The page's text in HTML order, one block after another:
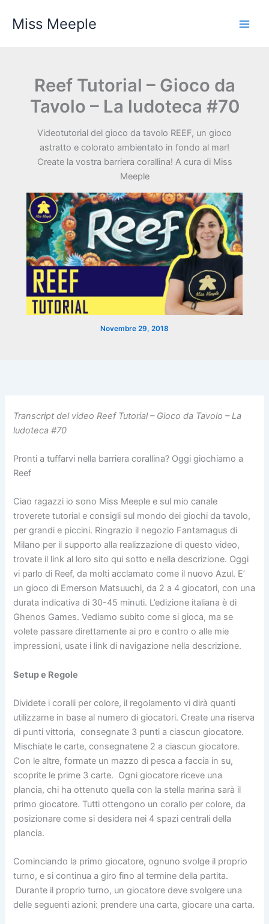
Miss Meeple
Reef Tutorial – Gioco da
Tavolo – La ludoteca #70
Videotutorial del gioco da tavolo REEF, un gioco
astratto e colorato ambientato in fondo al mar!
Create la vostra barriera corallina! A cura di Miss
Meeple
Novembre 29, 2018
Transcript del video Reef Tutorial – Gioco da Tavolo – La
ludoteca #70
Pronti a tuffarvi nella barriera corallina? Oggi giochiamo a
Reef
Ciao ragazzi io sono Miss Meeple e sul mio canale
troverete tutorial e consigli sul mondo dei giochi da tavolo,
per grandi e piccini. Ringrazio il negozio Fantamagus di
Milano per il supporto alla realizzazione di questo video,
trovate il link al loro sito qui sotto e nella descrizione. Oggi
vi parlo di Reef, da molti acclamato come il nuovo Azul. E’
un gioco di Emerson Matsuuchi, da 2 a 4 giocatori, con una
durata indicativa di 30-45 minuti. L’edizione italiana è di
Ghenos Games. Vediamo subito come si gioca, ma se
volete passare direttamente ai pro e contro o alle mie
impressioni, usate i link di navigazione nella descrizione.
Setup e Regole
Dividete i coralli per colore, il regolamento vi dirà quanti
utilizzarne in base al numero di giocatori. Create una riserva
di punti vittoria, consegnate 3 punti a ciascun giocatore.
Mischiate le carte, consegnatene 2 a ciascun giocatore.
Con le altre, formate un mazzo di pesca a faccia in su,
scoprite le prime 3 carte. Ogni giocatore riceve una
plancia, chi ha ottenuto quella con la stella marina sarà il
primo giocatore. Tutti ottengono un corallo per colore, da
posizionare come si desidera nei 4 spazi centrali della
plancia.
Cominciando la primo giocatore, ognuno svolge il proprio
turno, e si continua a giro fino al termine della partita.
Durante il proprio turno, un giocatore deve svolgere una
delle seguenti azioni: prendere una carta, giocare una carta.